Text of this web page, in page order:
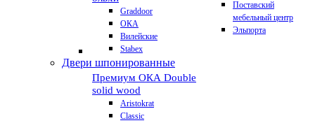
Graddoor
ОКА
Вилейские
Stabex
Поставский
мебельный центр
Эльпорта
Двери шпонированные
Премиум ОКА Double
solid wood
Aristokrat
Classic